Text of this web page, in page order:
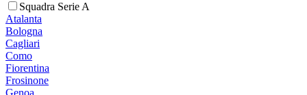
Squadra Serie A
Atalanta
Bologna
Cagliari
Como
Fiorentina
Frosinone